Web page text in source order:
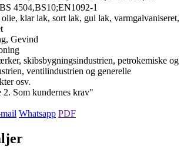
4504,BS10;EN1092-1
klar lak, sort lak, gul lak, varmgalvaniseret,
Gevind
skibsbygningsindustrien, petrokemiske og
ventilindustrien og generelle
osv.
Som kundernes krav"
Whatsapp PDF